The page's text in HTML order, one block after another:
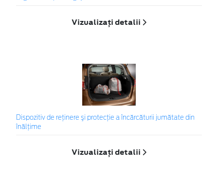
Vizualizați detalii
Dispozitiv de reţinere şi protecţie a încărcăturii jumătate din
înălţime
Vizualizați detalii